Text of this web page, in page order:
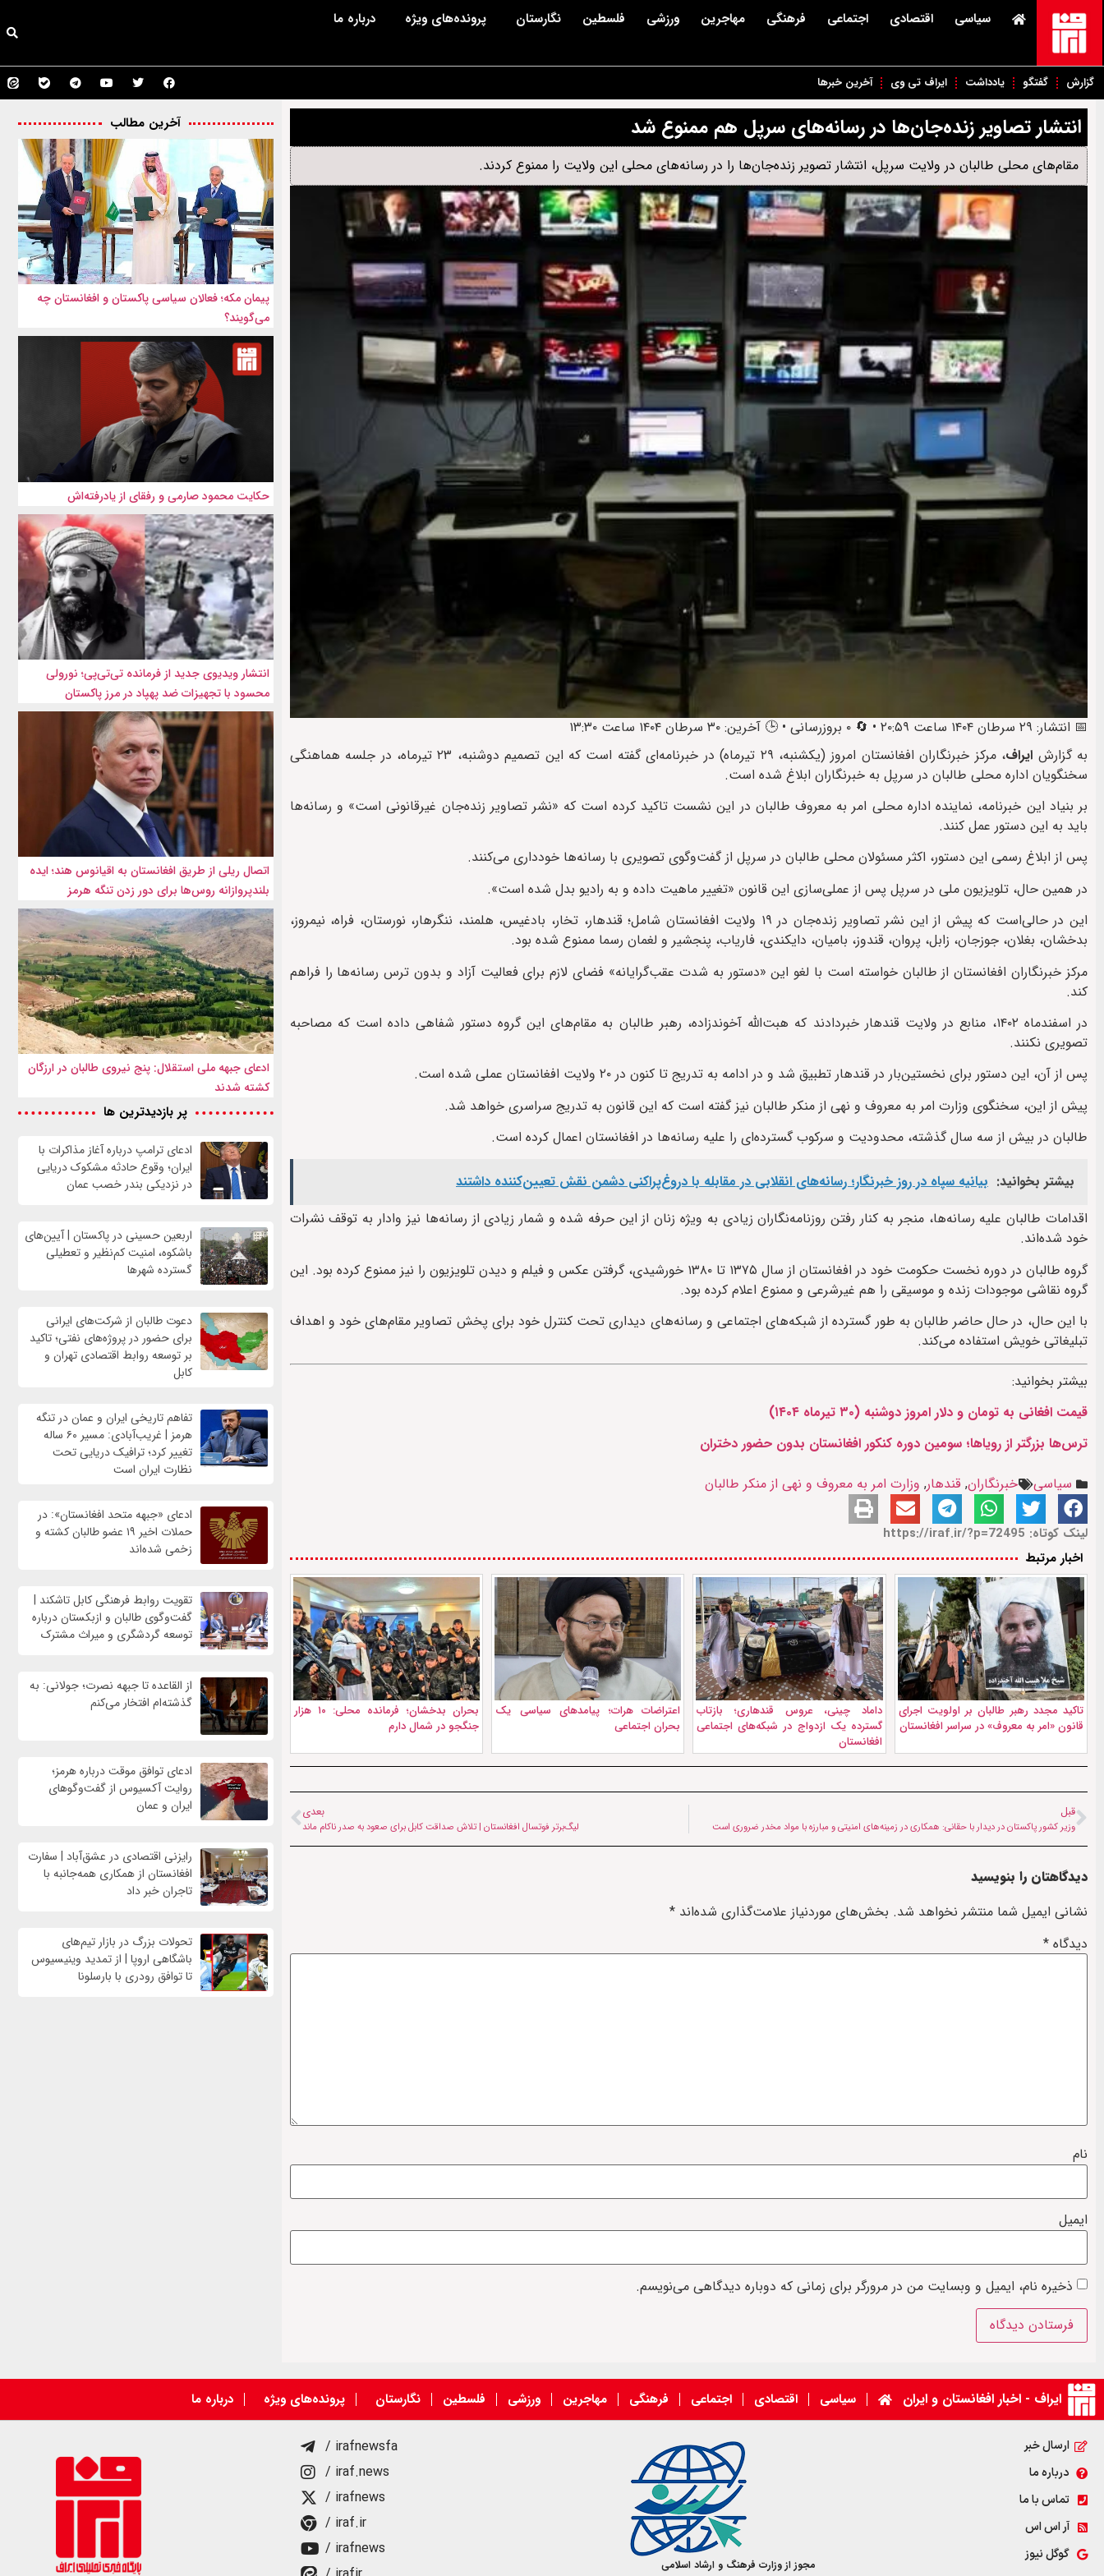
سیاسی اقتصادی اجتماعی فرهنگی مهاجرین ورزشی فلسطین نگارستان پرونده‌های ویژه درباره ما
گزارش گفتگو یادداشت ایراف تی وی آخرین خبرها
انتشار تصاویر زنده‌جان‌ها در رسانه‌های سرپل هم ممنوع شد
مقام‌های محلی طالبان در ولایت سرپل، انتشار تصویر زنده‌جان‌ها را در رسانه‌های محلی این ولایت را ممنوع کردند.
📅 انتشار: ۲۹ سرطان ۱۴۰۴ ساعت ۲۰:۵۹ • 🔄 ۰ بروزرسانی • 🕒 آخرین: ۳۰ سرطان ۱۴۰۴ ساعت ۱۳:۳۰
به گزارش ایراف
، مرکز خبرنگاران افغانستان امروز (یکشنبه، ۲۹ تیرماه) در خبرنامه‌ای گفته است که این تصمیم دوشنبه، ۲۳ تیرماه، در جلسه هماهنگی
سخنگویان اداره محلی طالبان در سرپل به خبرنگاران ابلاغ شده است.
بر بنیاد این خبرنامه، نماینده اداره محلی امر به معروف طالبان در این نشست تاکید کرده است که «نشر تصاویر زنده‌جان غیرقانونی است» و رسانه‌ها
باید به این دستور عمل کنند.
پس از ابلاغ رسمی این دستور، اکثر مسئولان محلی طالبان در سرپل از گفت‌وگوی تصویری با رسانه‌ها خودداری می‌کنند.
در همین حال، تلویزیون ملی در سرپل پس از عملی‌سازی این قانون «تغییر ماهیت داده و به رادیو بدل شده است».
این در حالی‌است که پیش از این نشر تصاویر زنده‌جان در ۱۹ ولایت افغانستان شامل؛ قندهار، تخار، بادغیس، هلمند، ننگرهار، نورستان، فراه، نیمروز،
بدخشان، بغلان، جوزجان، زابل، پروان، قندوز، بامیان، دایکندی، فاریاب، پنجشیر و لغمان رسما ممنوع شده بود.
مرکز خبرنگاران افغانستان از طالبان خواسته است با لغو این «دستور به شدت عقب‌گرایانه» فضای لازم برای فعالیت آزاد و بدون ترس رسانه‌ها را فراهم
کند.
در اسفندماه ۱۴۰۲، منابع در ولایت قندهار خبردادند که هبت‌الله آخوندزاده، رهبر طالبان به مقام‌های این گروه دستور شفاهی داده است که مصاحبه
تصویری نکنند.
پس از آن، این دستور برای نخستین‌بار در قندهار تطبیق شد و در ادامه به تدریج تا کنون در ۲۰ ولایت افغانستان عملی شده است.
پیش از این، سخنگوی وزارت امر به معروف و نهی از منکر طالبان نیز گفته است که این قانون به تدریج سراسری خواهد شد.
طالبان در بیش از سه سال گذشته، محدودیت‌ و سرکوب گسترده‌ای را علیه رسانه‌ها در افغانستان اعمال کرده است.
بیشتر بخوانید: بیانیه سپاه در روز خبرنگار؛ رسانه‌های انقلابی در مقابله با دروغ‌پراکنی دشمن نقش تعیین‌کننده داشتند
اقدامات طالبان علیه رسانه‌ها، منجر به کنار رفتن روزنامه‌نگاران زیادی به ویژه زنان از این حرفه شده و شمار زیادی از رسانه‌ها نیز وادار به توقف نشرات‌
خود شده‌اند.
گروه طالبان در دوره نخست حکومت خود در افغانستان از سال ۱۳۷۵ تا ۱۳۸۰ خورشیدی، گرفتن عکس و فیلم و دیدن تلویزیون را نیز ممنوع کرده بود. این
گروه نقاشی موجودات زنده و موسیقی را هم غیرشرعی و ممنوع اعلام کرده بود.
با این حال، در حال حاضر طالبان به طور گسترده از شبکه‌های اجتماعی و رسانه‌های دیداری تحت کنترل خود برای پخش تصاویر مقام‌های خود و اهداف
تبلیغاتی خویش استفاده می‌کند.
بیشتر بخوانید:
قیمت افغانی به تومان و دلار امروز دوشنبه (۳۰ تیرماه ۱۴۰۴)
ترس‌ها بزرگتر از رویاها؛ سومین دوره کنکور افغانستان بدون حضور دختران
سیاسی
خبرنگاران, قندهار, وزارت امر به معروف و نهی از منکر طالبان
لینک کوتاه: https://iraf.ir/?p=72495
اخبار مرتبط
تاکید مجدد رهبر طالبان بر اولویت اجرای
قانون «امر به معروف» در سراسر افغانستان
داماد چینی، عروس قندهاری؛ بازتاب
گسترده یک ازدواج در شبکه‌های اجتماعی
افغانستان
اعتراضات هرات؛ پیامدهای سیاسی یک
بحران اجتماعی
بحران بدخشان؛ فرمانده محلی: ۱۰ هزار
جنگجو در شمال دارم
قبل
وزیر کشور پاکستان در دیدار با حقانی: همکاری در زمینه‌های امنیتی و مبارزه با مواد مخدر ضروری است
بعدی
لیگ‌برتر فوتسال افغانستان | تلاش صداقت کابل برای صعود به صدر ناکام ماند
دیدگاهتان را بنویسید
نشانی ایمیل شما منتشر نخواهد شد. بخش‌های موردنیاز علامت‌گذاری شده‌اند *
دیدگاه *
نام
ایمیل
ذخیره نام، ایمیل و وبسایت من در مرورگر برای زمانی که دوباره دیدگاهی می‌نویسم.
آخرین مطالب
پیمان مکه؛ فعالان سیاسی پاکستان و افغانستان چه
می‌گویند؟
حکایت محمود صارمی و رفقای از یادرفته‌اش
انتشار ویدیوی جدید از فرمانده تی‌تی‌پی؛ نورولی
محسود با تجهیزات ضد پهپاد در مرز پاکستان
اتصال ریلی از طریق افغانستان به اقیانوس هند؛ ایده
بلندپروازانه روس‌ها برای دور زدن تنگه هرمز
ادعای جبهه ملی استقلال: پنج نیروی طالبان در ارزگان
کشته شدند
پر بازدیدترین ها
ادعای ترامپ درباره آغاز مذاکرات با
ایران؛ وقوع حادثه مشکوک دریایی
در نزدیکی بندر خصب عمان
اربعین حسینی در پاکستان | آیین‌های
باشکوه، امنیت کم‌نظیر و تعطیلی
گسترده شهرها
دعوت طالبان از شرکت‌های ایرانی
برای حضور در پروژه‌های نفتی؛ تاکید
بر توسعه روابط اقتصادی تهران و
کابل
تفاهم تاریخی ایران و عمان در تنگه
هرمز | غریب‌آبادی: مسیر ۶۰ ساله
تغییر کرد؛ ترافیک دریایی تحت
نظارت ایران است
ادعای «جبهه متحد افغانستان»: در
حملات اخیر ۱۹ عضو طالبان کشته و
زخمی شده‌اند
تقویت روابط فرهنگی کابل تاشکند |
گفت‌وگوی طالبان و ازبکستان درباره
توسعه گردشگری و میراث مشترک
از القاعده تا جبهه نصرت؛ جولانی: به
گذشته‌ام افتخار می‌کنم
ادعای توافق موقت درباره هرمز؛
روایت آکسیوس از گفت‌وگوهای
ایران و عمان
رایزنی اقتصادی در عشق‌آباد | سفارت
افغانستان از همکاری همه‌جانبه با
تاجران خبر داد
تحولات بزرگ در بازار تیم‌های
باشگاهی اروپا | از تمدید وینیسیوس
تا توافق رودری با بارسلونا
ایراف - اخبار افغانستان و ایران سیاسی اقتصادی اجتماعی فرهنگی مهاجرین ورزشی فلسطین نگارستان پرونده‌های ویژه درباره ما
ارسال خبر
درباره ما
تماس با ما
آر اس اس
گوگل نیوز
مجوز از وزارت فرهنگ و ارشاد اسلامی
/ irafnewsfa
/ iraf.news
/ irafnews
/ iraf.ir
/ irafnews